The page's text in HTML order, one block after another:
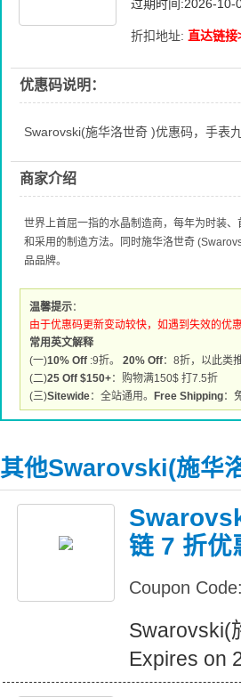
过期时间:2026-10-
折扣地址: 直达链接
优惠码说明：
Swarovski(施华洛世奇 )优惠码，手表
商家介绍
世界上首屈一指的水晶制造商，每年为时装
和采用的制造方法。同时施华洛世奇
品品牌。
温馨提示：
由于优惠码更新变动较快，如遇到失效的优
常用英文解释
(一)10% Off :9折。 20% Off：8折，以此类
(二)25 Off $150+：购物满150$ 打7.5折
(三)Sitewide：全站通用。 Free Shipping：
其他Swarovski(施华
链 7 折优
Coupon Code:
Swarovski(
Expires on